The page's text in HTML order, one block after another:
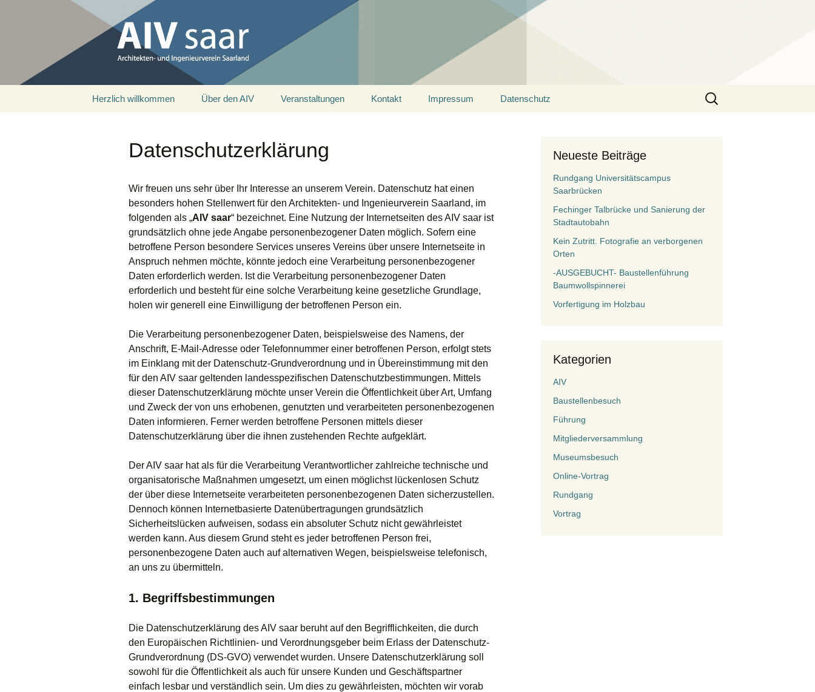
AIV saar
Architekten- und Ingenieurverein Saarland
Herzlich willkommen Über den AIV Veranstaltungen Kontakt Impressum Datenschutz
Suchen
nach:
Datenschutzerklärung
Wir freuen uns sehr über Ihr Interesse an unserem Verein. Datenschutz hat einen
besonders hohen Stellenwert für den Architekten- und Ingenieurverein Saarland, im
folgenden als „AIV saar“ bezeichnet. Eine Nutzung der Internetseiten des AIV saar ist
grundsätzlich ohne jede Angabe personenbezogener Daten möglich. Sofern eine
betroffene Person besondere Services unseres Vereins über unsere Internetseite in
Anspruch nehmen möchte, könnte jedoch eine Verarbeitung personenbezogener
Daten erforderlich werden. Ist die Verarbeitung personenbezogener Daten
erforderlich und besteht für eine solche Verarbeitung keine gesetzliche Grundlage,
holen wir generell eine Einwilligung der betroffenen Person ein.
Die Verarbeitung personenbezogener Daten, beispielsweise des Namens, der
Anschrift, E-Mail-Adresse oder Telefonnummer einer betroffenen Person, erfolgt stets
im Einklang mit der Datenschutz-Grundverordnung und in Übereinstimmung mit den
für den AIV saar geltenden landesspezifischen Datenschutzbestimmungen. Mittels
dieser Datenschutzerklärung möchte unser Verein die Öffentlichkeit über Art, Umfang
und Zweck der von uns erhobenen, genutzten und verarbeiteten personenbezogenen
Daten informieren. Ferner werden betroffene Personen mittels dieser
Datenschutzerklärung über die ihnen zustehenden Rechte aufgeklärt.
Der AIV saar hat als für die Verarbeitung Verantwortlicher zahlreiche technische und
organisatorische Maßnahmen umgesetzt, um einen möglichst lückenlosen Schutz
der über diese Internetseite verarbeiteten personenbezogenen Daten sicherzustellen.
Dennoch können Internetbasierte Datenübertragungen grundsätzlich
Sicherheitslücken aufweisen, sodass ein absoluter Schutz nicht gewährleistet
werden kann. Aus diesem Grund steht es jeder betroffenen Person frei,
personenbezogene Daten auch auf alternativen Wegen, beispielsweise telefonisch,
an uns zu übermitteln.
1. Begriffsbestimmungen
Die Datenschutzerklärung des AIV saar beruht auf den Begrifflichkeiten, die durch
den Europäischen Richtlinien- und Verordnungsgeber beim Erlass der Datenschutz-
Grundverordnung (DS-GVO) verwendet wurden. Unsere Datenschutzerklärung soll
sowohl für die Öffentlichkeit als auch für unsere Kunden und Geschäftspartner
einfach lesbar und verständlich sein. Um dies zu gewährleisten, möchten wir vorab
Neueste Beiträge
Rundgang Universitätscampus
Saarbrücken
Fechinger Talbrücke und Sanierung der
Stadtautobahn
Kein Zutritt. Fotografie an verborgenen
Orten
-AUSGEBUCHT- Baustellenführung
Baumwollspinnerei
Vorfertigung im Holzbau
Kategorien
AIV
Baustellenbesuch
Führung
Mitgliederversammlung
Museumsbesuch
Online-Vortrag
Rundgang
Vortrag